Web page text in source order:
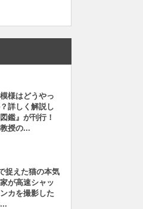
様はどうやっ
詳しく解説し
鑑』が刊行！
授の...
捉えた猫の本気
が高速シャッ
カを撮影した